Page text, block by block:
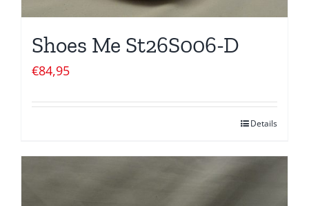
Shoes Me St26S006-D
€84,95
Details